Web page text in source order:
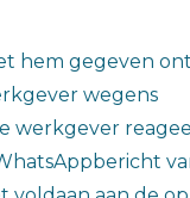
hem gegeven
wegens
werkgever